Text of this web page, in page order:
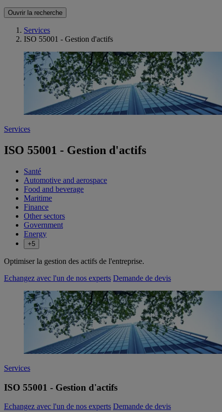
Ouvrir la recherche
Services
ISO 55001 - Gestion d'actifs
Services
ISO 55001 - Gestion d'actifs
Santé
Automotive and aerospace
Food and beverage
Maritime
Finance
Other sectors
Government
Energy
+5
Optimiser la gestion des actifs de l'entreprise.
Echangez avec l'un de nos experts Demande de devis
Services
ISO 55001 - Gestion d'actifs
Echangez avec l'un de nos experts Demande de devis